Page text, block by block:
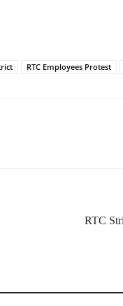
RTC Employees Protest
RTC